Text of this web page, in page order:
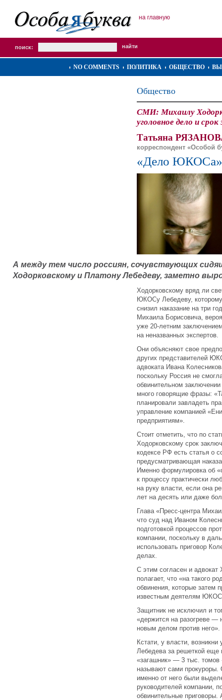
на главную
поиск:
NO COMMENTS ПОЛИТИКА ОБЩЕСТВО
Общество
СМИ: Михаилу
уголовное дело и
Татьяна
корреспондент «Особой
«Дело
А между тем число россиян, сочувствующих
Ходорковскому и Платону Лебедеву, заметно
Ходорковскому вряд ли
ЮКОСу Лебедеву,
снизил наказание на три
Михаила Борисовича,
уже 20-летним
на неназванных экспертов.
Они объясняют свое
других представителей
адвоката Ивана
поскольку Россия не
обвинительном
много говорящие фразы:
планировали завладеть
управление компанией
предприятиям».
Стоит отметить, что по
Ходорковскому срок
кодексе РФ есть статья о
предусматривающая
Именно формулировка об
к процессу практически
на руку власти, если она
лет на десять или даже
Глава «Пресс-центра
что суд над Иваном
подготовкой процессов
компании, поскольку в
использовать приговор
делах.
С этим согласен и
полагает, что «на такого
обвинения, которые затем
известным деятелям
Защитник не исключил и
«держится на разогреве —
новым делом против него».
Кстати, у власти,
Лебедева за решеткой еще
«загашник» — 3 тыс.
называют сами
именно от него были
руководителей компании,
обвинительные